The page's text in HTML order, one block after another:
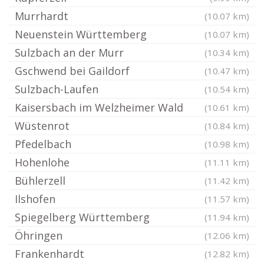
Murrhardt (10.07 km)
Neuenstein Württemberg (10.07 km)
Sulzbach an der Murr (10.34 km)
Gschwend bei Gaildorf (10.47 km)
Sulzbach-Laufen (10.54 km)
Kaisersbach im Welzheimer Wald (10.61 km)
Wüstenrot (10.84 km)
Pfedelbach (10.98 km)
Hohenlohe (11.11 km)
Bühlerzell (11.42 km)
Ilshofen (11.57 km)
Spiegelberg Württemberg (11.94 km)
Öhringen (12.06 km)
Frankenhardt (12.82 km)